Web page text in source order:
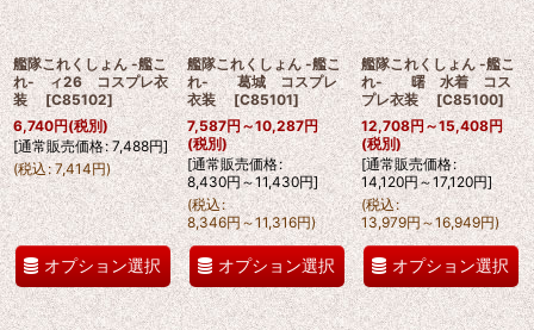
艦隊これくしょん -艦こ
れ- ィ26 コスプレ衣
装 [C85102]
6,740円(税別)
[通常販売価格: 7,488円]
(税込: 7,414円)
オプション選択
艦隊これくしょん -艦こ
れ- 葛城 コスプレ
衣装 [C85101]
7,587円～10,287円
(税別)
[通常販売価格:
8,430円～11,430円]
(税込:
8,346円～11,316円)
オプション選択
艦隊これくしょん -艦こ
れ- 曙 水着 コス
プレ衣装 [C85100]
12,708円～15,408円
(税別)
[通常販売価格:
14,120円～17,120円]
(税込:
13,979円～16,949円)
オプション選択